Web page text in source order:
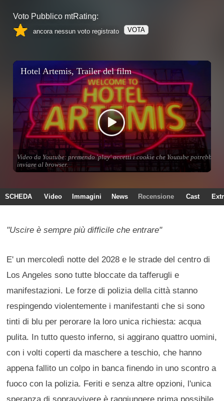
Voto Pubblico mtRating:
ancora nessun voto registrato VOTA
SCHEDA Video Immagini News Recensione Cast
"Uscire è sempre più difficile che entrare"
E' un mercoledì notte del 2028 e le strade del centro di
Los Angeles sono tutte bloccate da tafferugli e
manifestazioni. Le forze di polizia della città stanno
respingendo violentemente i manifestanti che si sono
tinti di blu per perorare la loro unica richiesta: acqua
pulita. In tutto questo inferno, si aggirano quattro uomini,
con i volti coperti da maschere a teschio, che hanno
appena fallito un colpo in banca finendo in uno scontro a
fuoco con la polizia. Feriti e senza altre opzioni, l'unica